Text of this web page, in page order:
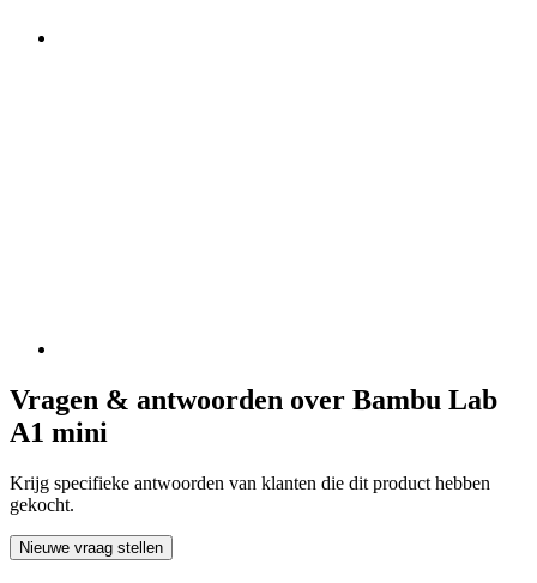
Vragen & antwoorden over Bambu Lab
A1 mini
Krijg specifieke antwoorden van klanten die dit product hebben
gekocht.
Nieuwe vraag stellen